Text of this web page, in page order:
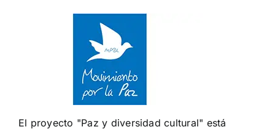
El proyecto "Paz y diversidad cultural" está